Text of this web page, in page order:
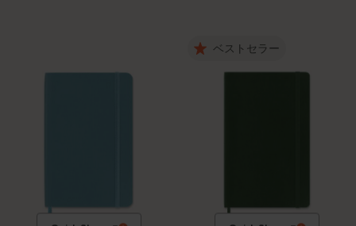
ベストセラー